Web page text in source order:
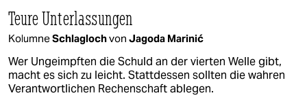
Teure Unterlassungen
KolumneSchlaglochvon Jagoda Marinić
Wer Ungeimpften die Schuld an der vierten Welle gibt,
macht es sich zu leicht. Stattdessen sollten die wahren
Verantwortlichen Rechenschaft ablegen.